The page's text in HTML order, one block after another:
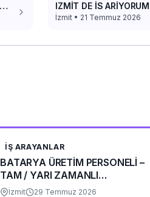
IZMİT DE İS ARİYORUM
İzmit • 21 Temmuz 2026
İŞ ARAYANLAR
BATARYA ÜRETİM PERSONELİ –
TAM / YARI ZAMANLI
(YEMEK+YOL)
İzmit 29 Temmuz 2026